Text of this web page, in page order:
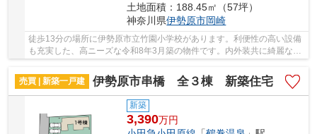
土地面積：188.45㎡（57坪）
神奈川県伊勢原市岡崎
徒歩13分の場所に伊勢原市立竹園小学校があります。利便性の高い設備
も充実した、高ニーズな令和8年3月築の物件です。内外装共に綺麗な新
築戸建ての物件はいかがでしょうか。令和8年3...
売買 | 新築一戸建
伊勢原市串橋 全３棟 新築住宅
新築
3,390万円